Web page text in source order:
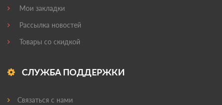
Мои закладки
Рассылка новостей
Товары со скидкой
СЛУЖБА ПОДДЕРЖКИ
Связаться с нами